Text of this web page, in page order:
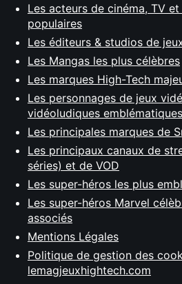
Les acteurs de cinéma, TV
populaires
Les éditeurs & studios de
Les Mangas les plus célèbres
Les marques High-Tech
Les personnages de jeux
vidéoludiques emblématiques
Les principales marques de
Les principaux canaux de
séries) et de VOD
Les super-héros les plus
Les super-héros Marvel
associés
Mentions Légales
Politique de gestion des
lemagjeuxhightech.com